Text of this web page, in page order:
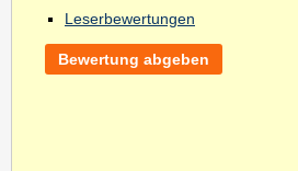
Leserbewertungen
Bewertung abgeben